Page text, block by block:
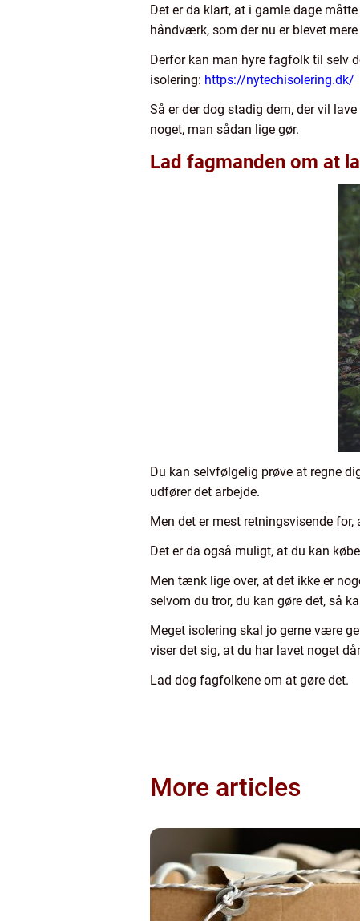
Det er da klart, at i gamle dage
håndværk, som der nu er blevet
Derfor kan man hyre fagfolk til selv
isolering: https://nytechisolering.dk/
Så er der dog stadig dem, der vil
noget, man sådan lige gør.
Lad fagmanden om at
Du kan selvfølgelig prøve at regne
udfører det arbejde.
Men det er mest retningsvisende
Det er da også muligt, at du kan
Men tænk lige over, at det ikke er
selvom du tror, du kan gøre det, så
Meget isolering skal jo gerne være
viser det sig, at du har lavet noget
Lad dog fagfolkene om at gøre det.
More articles